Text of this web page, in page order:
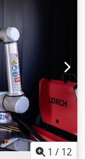
1 / 12